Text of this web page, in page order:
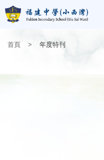
首頁 > 年度特刊